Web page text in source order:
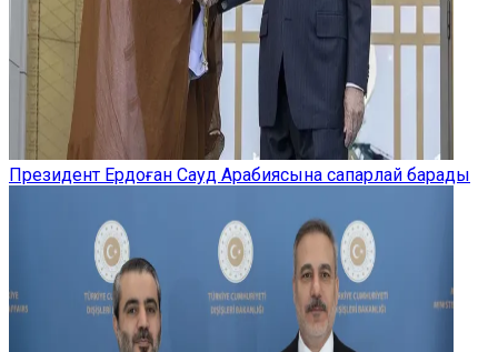
Президент Ердоған Сауд Арабиясына сапарлай барады